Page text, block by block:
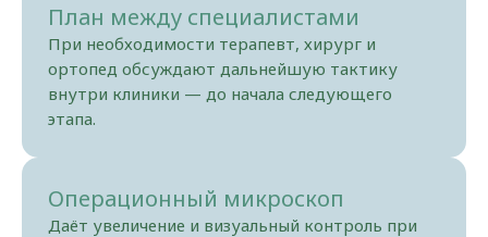
План между специалистами
При необходимости терапевт, хирург и
ортопед обсуждают дальнейшую тактику
внутри клиники — до начала следующего
этапа.
Операционный микроскоп
Даёт увеличение и визуальный контроль при